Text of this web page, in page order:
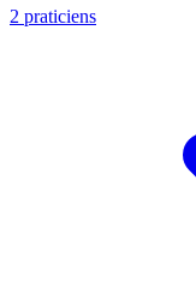
2 praticiens